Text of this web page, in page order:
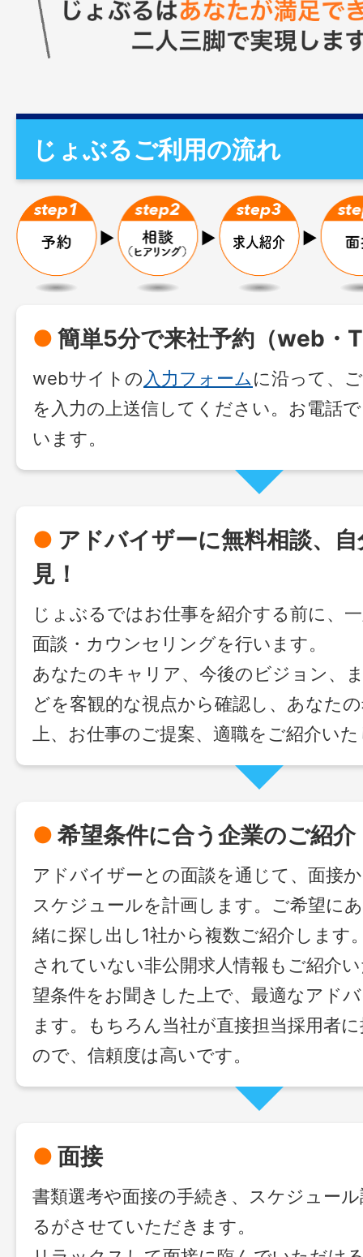
じょぶるご利用の流れ
● 簡単5分で来社予約（web・
webサイトの 入力フォームに沿って、
を入力の上送信してください。お電話
います。
● アドバイザーに無料相談、
見！
じょぶるではお仕事を紹介する前に、
面談・カウンセリングを行います。
あなたのキャリア、今後のビジョン、
どを客観的な視点から確認し、あなた
上、お仕事のご提案、適職をご紹介い
● 希望条件に合う企業のご紹介
アドバイザーとの面談を通じて、面接
スケジュールを計画します。ご希望に
緒に探し出し1社から複数ご紹介します
されていない非公開求人情報もご紹介
望条件をお聞きした上で、最適なアド
ます。もちろん当社が直接担当採用者
ので、信頼度は高いです。
● 面接
書類選考や面接の手続き、スケジュー
るがさせていただきます。